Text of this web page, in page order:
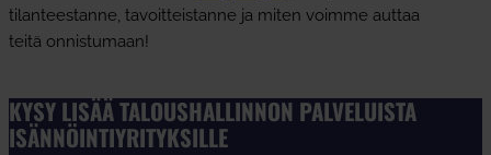
tilanteestanne, tavoitteistanne ja miten voimme auttaa
teitä onnistumaan!
KYSY LISÄÄ TALOUSHALLINNON PALVELUISTA
ISÄNNÖINTIYRITYKSILLE